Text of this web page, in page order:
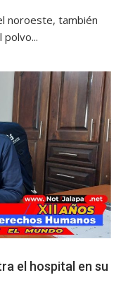
noroeste, también
el hospital en su